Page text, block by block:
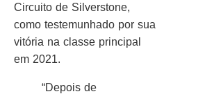
Circuito de Silverstone,
como testemunhado por sua
vitória na classe principal
em 2021.
“Depois de